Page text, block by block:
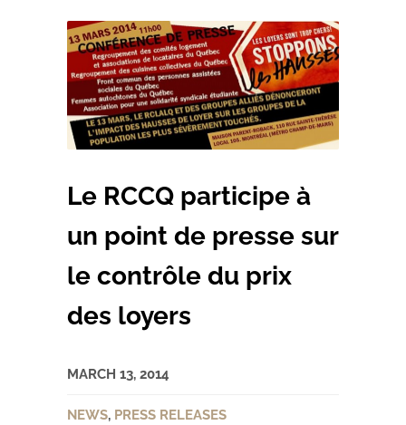
Le RCCQ participe à
un point de presse sur
le contrôle du prix
des loyers
MARCH 13, 2014
NEWS, PRESS RELEASES